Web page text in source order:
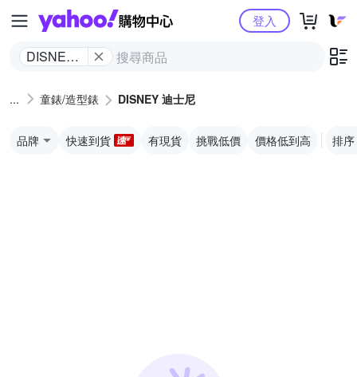
Yahoo購物中心
DISNEY
登入
童錶/造型錶 DISNEY 迪士尼
品牌 快速到貨 有現貨 挑戰低價 價格低到高 排序